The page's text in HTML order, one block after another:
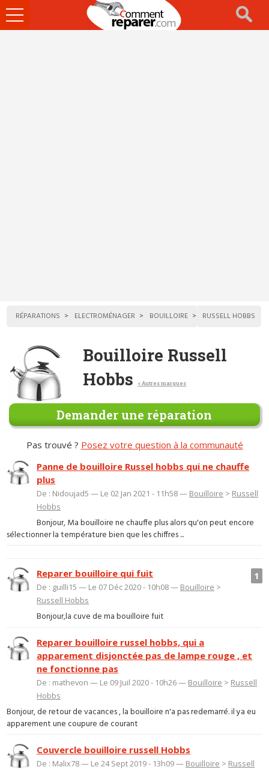
Ouvrir
le
RÉPARATIONS ELECTROMÉNAGER BOUILLOIRE RUSSELL HOBBS
Bouilloire Russell
Hobbs
< Autres marques
Demander une réparation
Pas trouvé ? Posez votre question à la communauté
Panne de bouilloire Russel hobbs qui ne chauffe
plus
De : Nidoujad5 — Le 02 Jan 2021 - 11h58 — Bouilloire > Russell
Hobbs
Bonjour, Ma bouilloire ne chauffe plus alors qu'on peut encore
sélectionner la température bien que les chiffres ...
1
Reparer bouilloire qui fuit
De : guilli15 — Le 07 Déc 2020 - 10h08 — Bouilloire >
Russell Hobbs
Bonjour,la cuve de ma bouilloire fuit
Reparer bouilloire russel hobbs, qui a
apparement disjonctée pas de lampe rouge , et
ne fonctionne pas
De : mathevon — Le 09 Juil 2020 - 10h26 — Bouilloire > Russell
Hobbs
Bonjour, de retour de vacances , la bouilloire n'a pas redemarré. il ya eu
apparement une coupure de courant
Couvercle bouilloire russell Hobbs
De : Malix78 — Le 24 Sept 2019 - 13h09 — Bouilloire > Russell